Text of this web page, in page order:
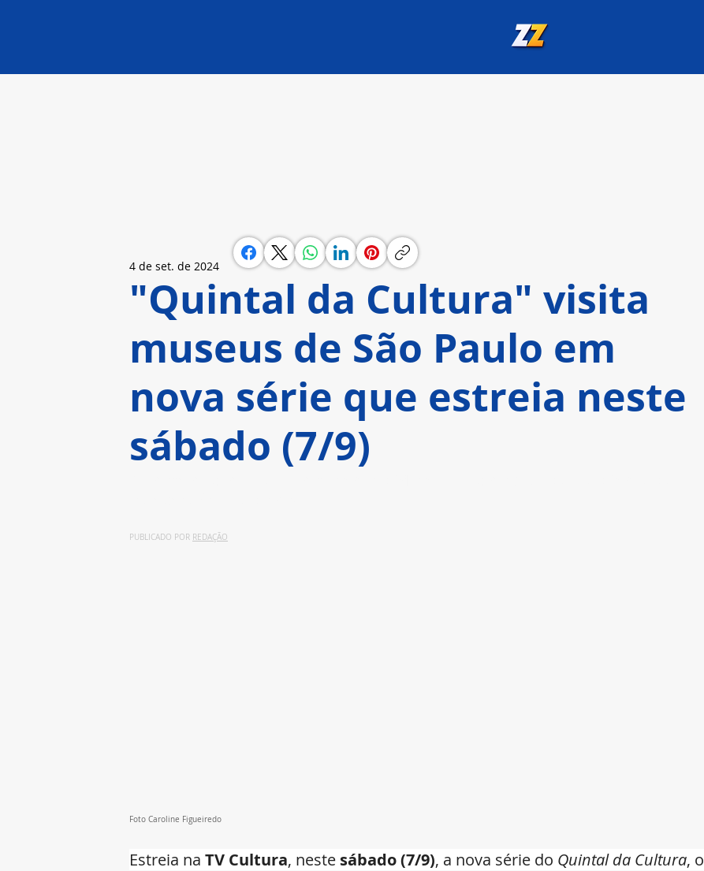
"Quintal da Cultura" visita
museus de São Paulo em
nova série que estreia neste
sábado (7/9)
4 de set. de 2024
PUBLICADO POR REDAÇÃO
Foto Caroline Figueiredo
Estreia na TV Cultura, neste sábado (7/9), a nova série do Quintal da Cultura, o